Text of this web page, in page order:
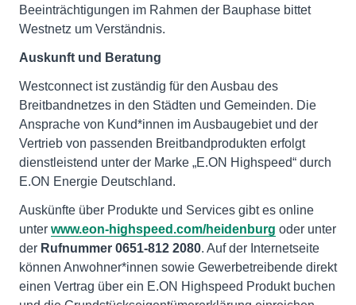
Beeinträchtigungen im Rahmen der Bauphase bittet
Westnetz um Verständnis.
Auskunft und Beratung
Westconnect ist zuständig für den Ausbau des
Breitbandnetzes in den Städten und Gemeinden. Die
Ansprache von Kund*innen im Ausbaugebiet und der
Vertrieb von passenden Breitbandprodukten erfolgt
dienstleistend unter der Marke „E.ON Highspeed“ durch
E.ON Energie Deutschland.
Auskünfte über Produkte und Services gibt es online
unter www.eon-highspeed.com/heidenburg oder unter
der Rufnummer 0651-812 2080. Auf der Internetseite
können Anwohner*innen sowie Gewerbetreibende direkt
einen Vertrag über ein E.ON Highspeed Produkt buchen